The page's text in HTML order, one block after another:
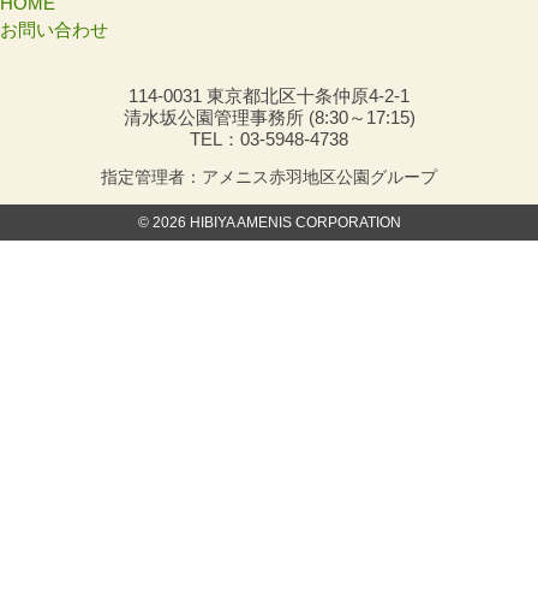
お問い合わせ
114-0031 東京都北区十条仲原4-2-1
清水坂公園管理事務所 (8:30～17:15)
TEL：03-5948-4738
指定管理者：アメニス赤羽地区公園グループ
© 2026 HIBIYA AMENIS CORPORATION